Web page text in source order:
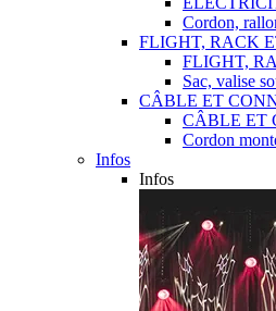
Cordon,
FLIGHT, RACK
FLIGHT,
Sac, valise
CÂBLE ET
CÂBLE ET
Cordon
Infos
Infos